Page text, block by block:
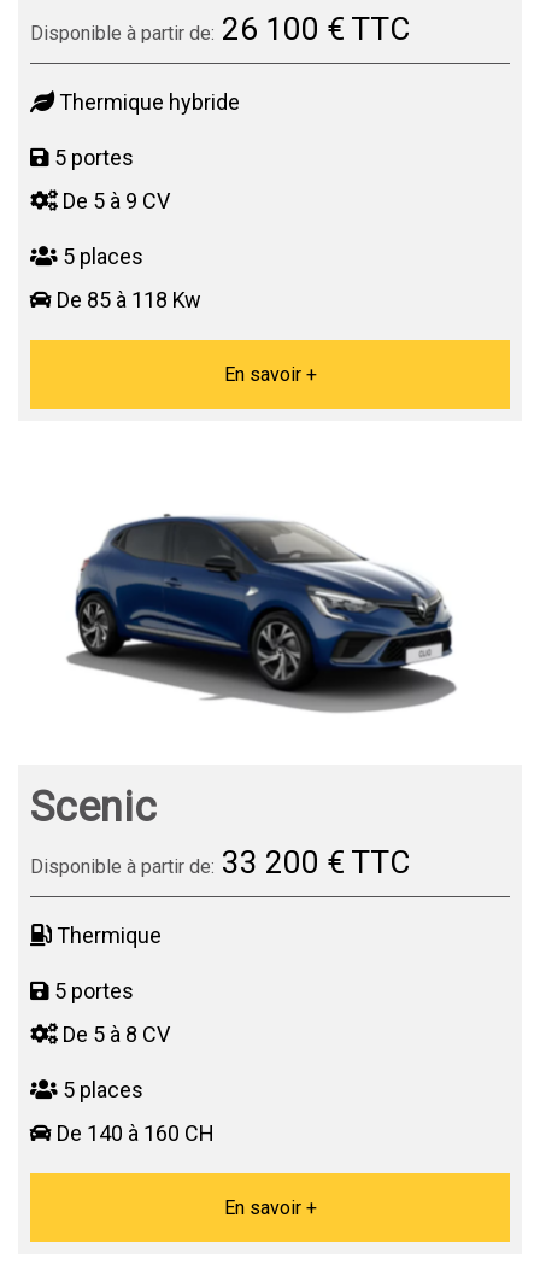
Disponible à partir de: 26 100 € TTC
Thermique hybride
5 portes
De 5 à 9 CV
5 places
De 85 à 118 Kw
En savoir +
Scenic
Disponible à partir de: 33 200 € TTC
Thermique
5 portes
De 5 à 8 CV
5 places
De 140 à 160 CH
En savoir +